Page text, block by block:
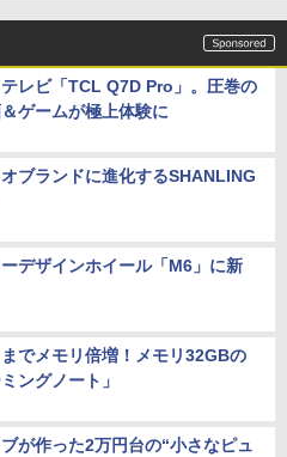
レビ「TCL Q7D Pro」。圧巻の
ゲームが極上体験に
ブランドに進化するSHANLING
デザインホイール「M6」に新
でメモリ倍増！メモリ32GBの
ングノート」
が作った2万円台の“小さなピュ